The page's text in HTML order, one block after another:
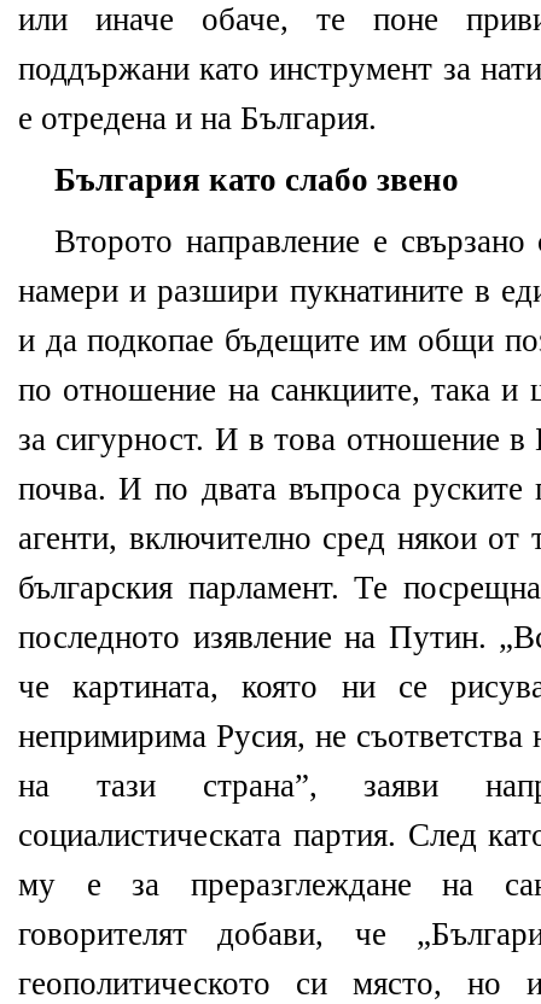
или иначе обаче, те поне
поддържани като инструмент за
е отредена и на България.
България като слабо звено
Второто направление е
намери и разшири пукнатините в
и да подкопае бъдещите им общи
по отношение на санкциите, така и
за сигурност. И в това отношение в
почва. И по двата въпроса руските
агенти, включително сред някои от
българския парламент. Те
последното изявление на Путин.
че картината, която ни се
непримирима Русия, не съответства
на тази страна”, заяви
социалистическата партия. След
му е за преразглеждане на
говорителят добави, че
геополитическото си място, но